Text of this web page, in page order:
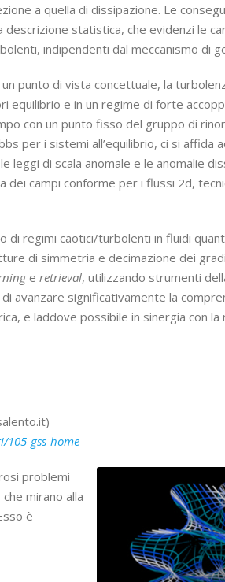
a quella di dissipazione. Le
descrizione statistica, che evidenzi le
indipendenti dal meccanismo di
un punto di vista concettuale, la
equilibrio e in un regime di forte
con un punto fisso del gruppo di
per i sistemi all’equilibrio, ci si affida
leggi di scala anomale e le anomalie
campi conforme per i flussi 2d,
di regimi caotici/turbolenti in fluidi
di simmetria e decimazione dei
e retrieval, utilizzando strumenti
avanzare significativamente la
e laddove possibile in sinergia con
gss-home
problemi
mirano alla
è